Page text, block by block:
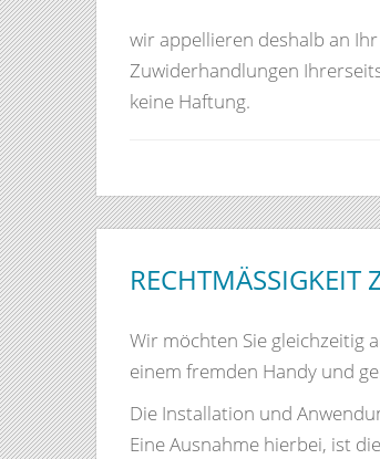
wir appellieren deshalb an
Zuwiderhandlungen
keine Haftung.
RECHTMÄSSIGKEIT
Wir möchten Sie gleichzeitig
einem fremden Handy und
Die Installation und
Eine Ausnahme hierbei, ist